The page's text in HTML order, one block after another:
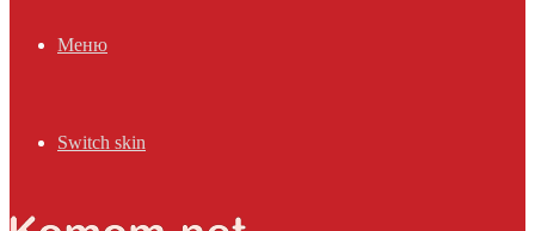
Меню
Switch skin